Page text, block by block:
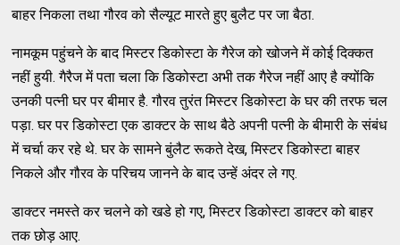
बाहर निकला तथा गौरव को सैल्‍यूट मारते हुए बुलैट पर जा बैठा.
नामकूम पहुंचने के बाद मिस्‍टर डिकोस्‍टा के गैरेज को खोजने में कोई दिक्‍कत
नहीं हुयी. गैरैज में पता चला कि डिकोस्‍टा अभी तक गैरेज नहीं आए है क्‍योंकि
उनकी पत्‍नी घर पर बीमार है. गौरव तुरंत मिस्‍टर डिकोस्‍टा के घर की तरफ चल
पड़ा. घर पर डिकोस्‍टा एक डाक्‍टर के साथ बैठे अपनी पत्‍नी के बीमारी के संबंध
में चर्चा कर रहे थे. घर के सामने बुंलैट रूकते देख, मिस्‍टर डिकोस्‍टा बाहर
निकले और गौरव के परिचय जानने के बाद उन्‍हें अंदर ले गए.
डाक्‍टर नमस्‍ते कर चलने को खडे हो गए, मिस्‍टर डिकोस्‍टा डाक्‍टर को बाहर
तक छोड़ आए.